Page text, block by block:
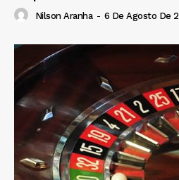
Nilson Aranha - 6 De Agosto De